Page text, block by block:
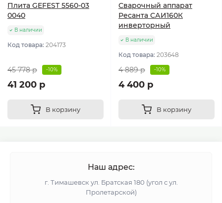
Плита GEFEST 5560-03
0040
В наличии
Код товара: 204173
45 778 р -10%
41 200 р
В корзину
Сварочный аппарат
Ресанта САИ160К
инверторный
В наличии
Код товара: 203648
4 889 р -10%
4 400 р
В корзину
Наш адрес:
г. Тимашевск ул. Братская 180 (угол с ул.
Пролетарской)